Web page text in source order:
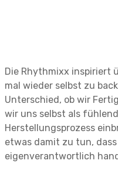
Die Rhythmixx inspiriert
mal wieder selbst zu
Unterschied, ob wir
wir uns selbst als
Herstellungsprozess
etwas damit zu tun,
eigenverantwortlich